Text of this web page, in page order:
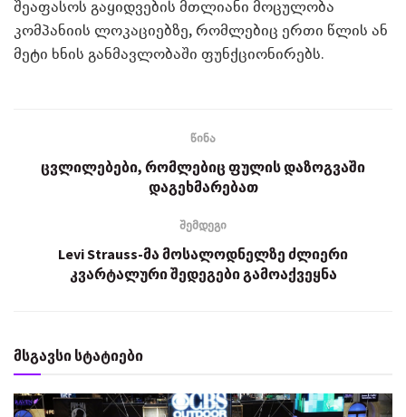
შეაფასოს გაყიდვების მთლიანი მოცულობა
კომპანიის ლოკაციებზე, რომლებიც ერთი წლის ან
მეტი ხნის განმავლობაში ფუნქციონირებს.
წინა
ცვლილებები, რომლებიც ფულის დაზოგვაში
დაგეხმარებათ
შემდეგი
Levi Strauss-მა მოსალოდნელზე ძლიერი
კვარტალური შედეგები გამოაქვეყნა
მსგავსი სტატიები